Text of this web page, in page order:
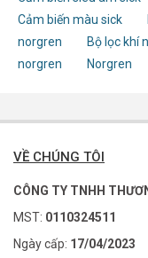
Cảm biến màu sick
norgren
Bộ lọc khí
norgren
Norgren
VỀ CHÚNG TÔI
CÔNG TY TNHH
MST: 0110324511
Ngày cấp: 17/04/2023